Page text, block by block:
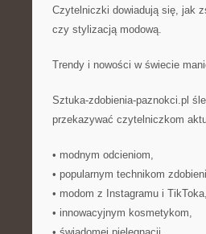
Czytelniczki dowiadują się, jak
czy stylizacją modową.
Trendy i nowości w świecie
Sztuka-zdobienia-paznokci.pl
przekazywać czytelniczkom
• modnym odcieniom,
• popularnym technikom
• modom z Instagramu i TikToka,
• innowacyjnym kosmetykom,